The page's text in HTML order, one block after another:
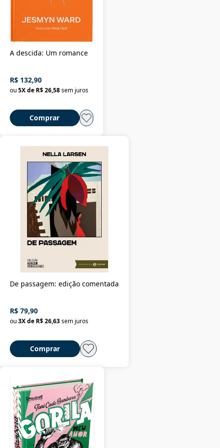
A descida: Um romance
R$ 132,90
ou5X de R$ 26,58sem juros
Comprar
De passagem: edição comentada
R$ 79,90
ou3X de R$ 26,63sem juros
Comprar